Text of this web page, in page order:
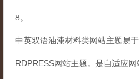
8。
中英双语油漆材料类网站主题易
RDPRESS网站主题。是自适应